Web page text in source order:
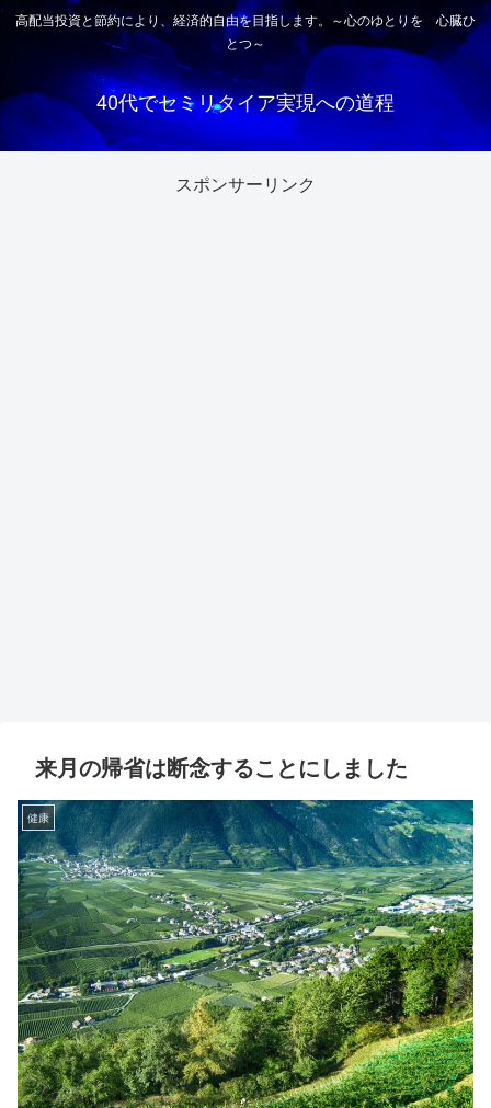
高配当投資と節約により、経済的自由を目指します。～心のゆとりを 心臓ひ
とつ～
40代でセミリタイア実現への道程
スポンサーリンク
来月の帰省は断念することにしました
健康